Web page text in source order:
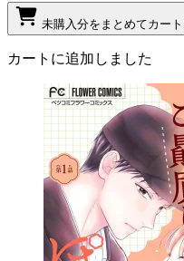
未購入分をまとめてカー
カートに追加しました